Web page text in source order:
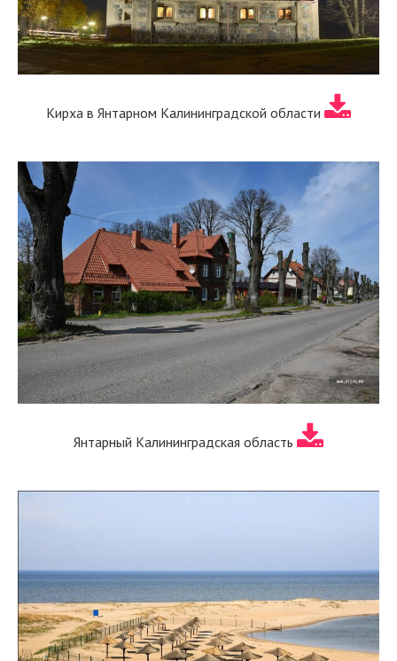
Кирха в Янтарном Калининградской области
Янтарный Калининградская область